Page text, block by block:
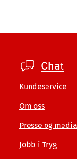
Footer
private
Chat
Kundeservice
Om oss
Presse og media
Jobb i Tryg